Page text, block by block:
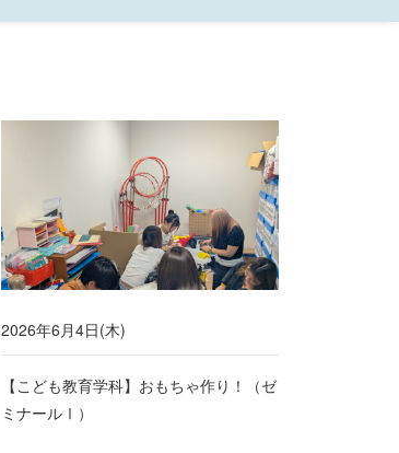
2026年6月4日(木)
【こども教育学科】おもちゃ作り！（ゼ
ミナールⅠ）